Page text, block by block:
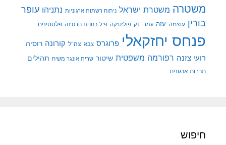
משטרה משטרת ישראל ניתוח רשתות ארגוניות נתניהו עופר
בורין עוצמה עזה עמר דנק פוליטיקה פיל בחנות חרסינה פלסטינים
פנחס יחזקאלי פרוגרס צבא צה"ל קורונה רוסיה
רועי צזנה רפורמה משפטית שיטור שרית אונגר משיח תהילים
תרבות ארגונית
חיפוש